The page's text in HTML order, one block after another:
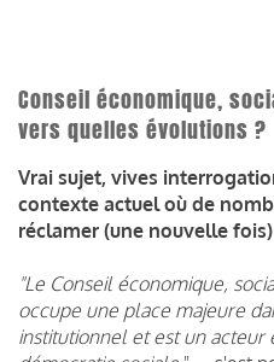
Conseil économique,
vers quelles évolutions ?
Vrai sujet, vives
contexte actuel où de
réclamer (une nouvelle
"Le Conseil économique,
occupe une place majeure
institutionnel et est un acteur